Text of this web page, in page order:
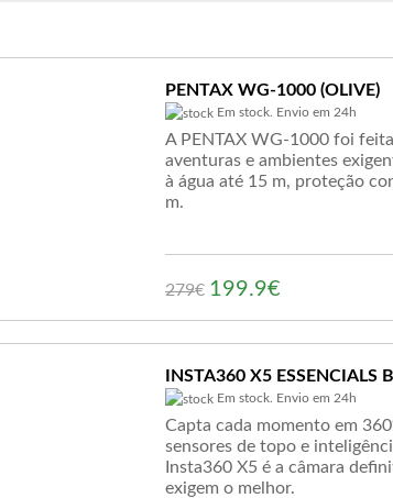
PENTAX WG-1000 (OLIVE)
Em stock. Envio em 24h
A PENTAX WG-1000 foi
aventuras e ambientes
à água até 15 m, proteção
m.
279€ 199.9€
INSTA360 X5 ESSENCIALS
Em stock. Envio em 24h
Capta cada momento em
sensores de topo e
Insta360 X5 é a câmara
exigem o melhor.